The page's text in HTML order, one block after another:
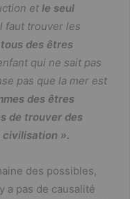
et le seul
faut trouver les
des êtres
qui ne sait pas
pas que la mer est
des êtres
de trouver des
civilisation ».
des possibles,
a pas de causalité